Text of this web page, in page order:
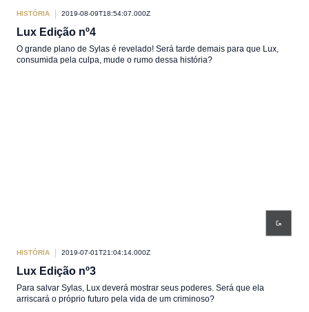
HISTÓRIA 2019-08-09T18:54:07.000Z
Lux Edição nº4
O grande plano de Sylas é revelado! Será tarde demais para que Lux,
consumida pela culpa, mude o rumo dessa história?
HISTÓRIA 2019-07-01T21:04:14.000Z
Lux Edição nº3
Para salvar Sylas, Lux deverá mostrar seus poderes. Será que ela
arriscará o próprio futuro pela vida de um criminoso?